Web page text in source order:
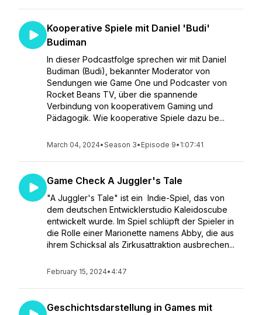
Kooperative Spiele mit Daniel 'Budi'
Budiman
In dieser Podcastfolge sprechen wir mit Daniel
Budiman (Budi), bekannter Moderator von
Sendungen wie Game One und Podcaster von
Rocket Beans TV, über die spannende
Verbindung von kooperativem Gaming und
Pädagogik. Wie kooperative Spiele dazu be...
March 04, 2024•Season 3• Episode 9• 1:07:41
Game Check A Juggler's Tale
"A Juggler's Tale" ist ein Indie-Spiel, das von
dem deutschen Entwicklerstudio Kaleidoscube
entwickelt wurde. Im Spiel schlüpft der Spieler in
die Rolle einer Marionette namens Abby, die aus
ihrem Schicksal als Zirkusattraktion ausbrechen...
February 15, 2024• 4:47
Geschichtsdarstellung in Games mit